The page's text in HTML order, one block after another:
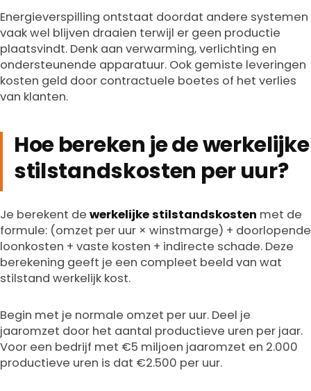
Energieverspilling ontstaat doordat andere systemen
vaak wel blijven draaien terwijl er geen productie
plaatsvindt. Denk aan verwarming, verlichting en
ondersteunende apparatuur. Ook gemiste leveringen
kosten geld door contractuele boetes of het verlies
van klanten.
Hoe bereken je de werkelijke
stilstandskosten per uur?
Je berekent de werkelijke stilstandskosten met de
formule: (omzet per uur × winstmarge) + doorlopende
loonkosten + vaste kosten + indirecte schade. Deze
berekening geeft je een compleet beeld van wat
stilstand werkelijk kost.
Begin met je normale omzet per uur. Deel je
jaaromzet door het aantal productieve uren per jaar.
Voor een bedrijf met €5 miljoen jaaromzet en 2.000
productieve uren is dat €2.500 per uur.